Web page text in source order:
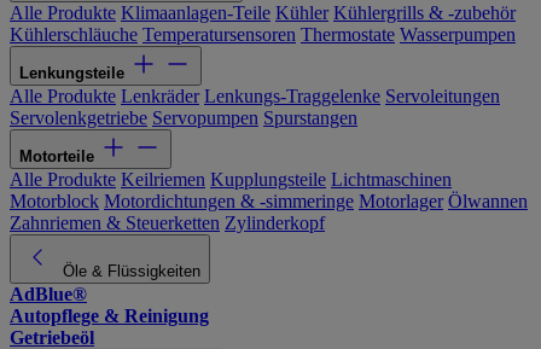
Alle Produkte Klimaanlagen-Teile Kühler Kühlergrills & -zubehör
Kühlerschläuche Temperatursensoren Thermostate Wasserpumpen
Lenkungsteile
Alle Produkte Lenkräder Lenkungs-Traggelenke Servoleitungen
Servolenkgetriebe Servopumpen Spurstangen
Motorteile
Alle Produkte Keilriemen Kupplungsteile Lichtmaschinen
Motorblock Motordichtungen & -simmeringe Motorlager Ölwannen
Zahnriemen & Steuerketten Zylinderkopf
Öle & Flüssigkeiten
AdBlue®
Autopflege & Reinigung
Getriebeöl